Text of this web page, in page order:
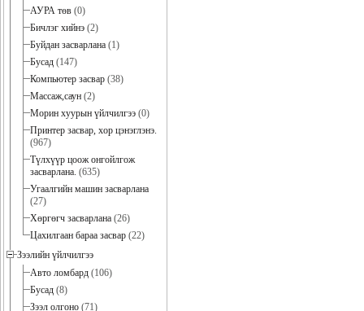
АУРА төв (0)
Бичлэг хийнэ (2)
Буйдан засварлана (1)
Бусад (147)
Компьютер засвар (38)
Массаж,саун (2)
Морин хуурын үйлчилгээ (0)
Принтер засвар, хор цэнэглэнэ.
(967)
Түлхүүр цоож онгойлгож
засварлана. (635)
Угаалгийн машин засварлана
(27)
Хөргөгч засварлана (26)
Цахилгаан бараа засвар (22)
Зээлийн үйлчилгээ
Авто ломбард (106)
Бусад (8)
Зээл олгоно (71)